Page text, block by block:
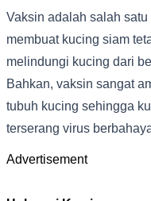
Vaksin adalah salah
membuat kucing siam
melindungi kucing dari
Bahkan, vaksin sangat
tubuh kucing sehingga
terserang virus
Advertisement